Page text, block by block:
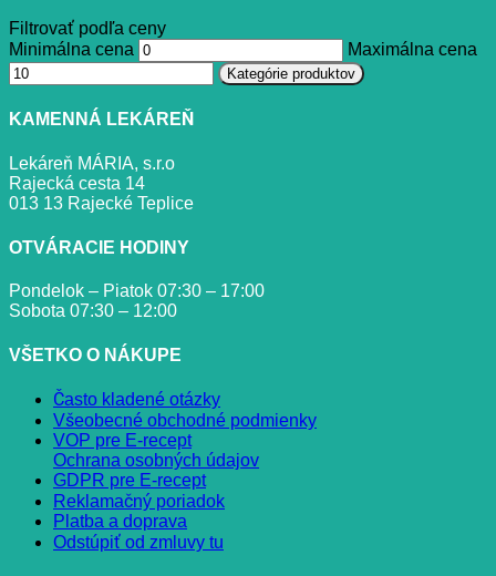
Filtrovať podľa ceny
Minimálna cena
Maximálna cena
Kategórie produktov
KAMENNÁ LEKÁREŇ
Lekáreň MÁRIA, s.r.o
Rajecká cesta 14
013 13 Rajecké Teplice
OTVÁRACIE HODINY
Pondelok – Piatok 07:30 – 17:00
Sobota 07:30 – 12:00
VŠETKO O NÁKUPE
Často kladené otázky
Všeobecné obchodné podmienky
VOP pre E-recept
Ochrana osobných údajov
GDPR pre E-recept
Reklamačný poriadok
Platba a doprava
Odstúpiť od zmluvy tu